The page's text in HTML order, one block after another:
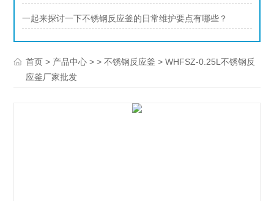
一起来探讨一下不锈钢反应釜的日常维护要点有哪些？
首页 > 产品中心 > >不锈钢反应釜 > WHFSZ-0.25L不锈钢反
应釜厂家批发